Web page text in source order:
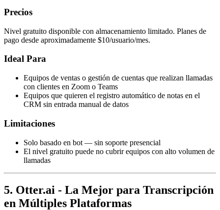
Precios
Nivel gratuito disponible con almacenamiento limitado. Planes de
pago desde aproximadamente $10/usuario/mes.
Ideal Para
Equipos de ventas o gestión de cuentas que realizan llamadas
con clientes en Zoom o Teams
Equipos que quieren el registro automático de notas en el
CRM sin entrada manual de datos
Limitaciones
Solo basado en bot — sin soporte presencial
El nivel gratuito puede no cubrir equipos con alto volumen de
llamadas
5. Otter.ai - La Mejor para Transcripción
en Múltiples Plataformas